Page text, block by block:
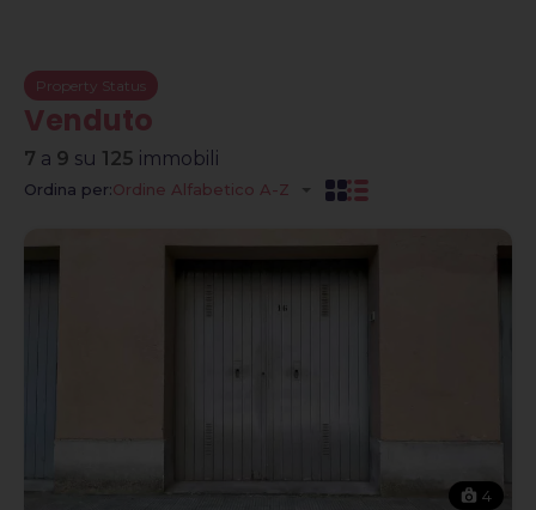
Property Status
Venduto
7 a 9 su 125 immobili
Ordina per:Ordine Alfabetico A-Z
4